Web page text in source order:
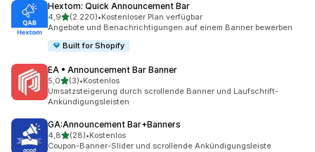
Hextom: Quick Announcement Bar
4,9von 5 Sternen
(2.220)
2220 Rezensionen insgesamt
•Kostenloser Plan verfügbar
Angebote und Benachrichtigungen auf einem Banner bewerben
Built for Shopify
EA • Announcement Bar Banner
5,0von 5 Sternen
(3)
3 Rezensionen insgesamt
•Kostenlos
Umsatzsteigerung durch scrollende Banner und Laufschrift-
Ankündigungsleisten
GA:Announcement Bar+Banners
4,8von 5 Sternen
(28)
28 Rezensionen insgesamt
•Kostenlos
Coupon-Banner-Slider und scrollende Ankündigungsleiste